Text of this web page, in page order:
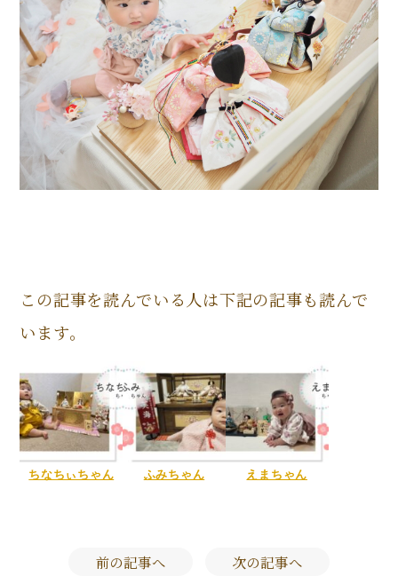
この記事を読んでいる人は下記の記事も読んで
います。
ちなちぃちゃん ふみちゃん えまちゃん
前の記事へ 次の記事へ